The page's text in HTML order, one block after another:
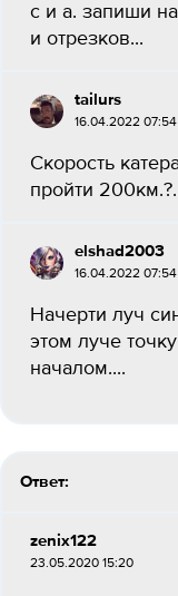
с и а. запиши
и отрезков...
tailurs
16.04.2022 07:54
Скорость
пройти
elshad2003
16.04.2022 07:54
Начерти луч
этом луче
началом....
Ответ:
zenix122
23.05.2020 15:20